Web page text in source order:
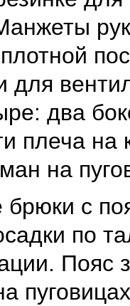
для
два
плеча на
на
с
по
Пояс